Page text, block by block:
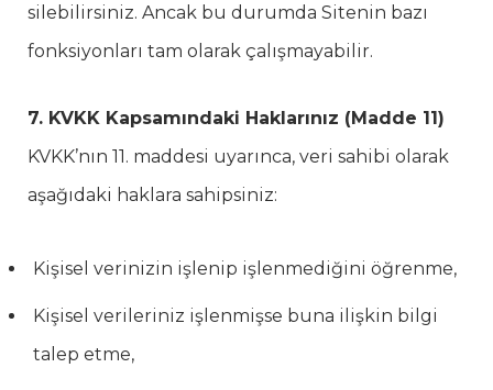
silebilirsiniz. Ancak bu durumda Sitenin bazı
fonksiyonları tam olarak çalışmayabilir.
7. KVKK Kapsamındaki Haklarınız (Madde 11)
KVKK’nın 11. maddesi uyarınca, veri sahibi olarak
aşağıdaki haklara sahipsiniz:
Kişisel verinizin işlenip işlenmediğini öğrenme,
Kişisel verileriniz işlenmişse buna ilişkin bilgi
talep etme,